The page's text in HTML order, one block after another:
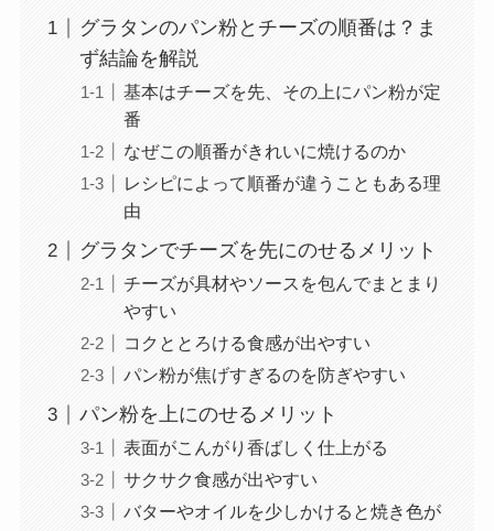
グラタンのパン粉とチーズの順番は？ま
ず結論を解説
基本はチーズを先、その上にパン粉が定
番
なぜこの順番がきれいに焼けるのか
レシピによって順番が違うこともある理
由
グラタンでチーズを先にのせるメリット
チーズが具材やソースを包んでまとまり
やすい
コクととろける食感が出やすい
パン粉が焦げすぎるのを防ぎやすい
パン粉を上にのせるメリット
表面がこんがり香ばしく仕上がる
サクサク食感が出やすい
バターやオイルを少しかけると焼き色が